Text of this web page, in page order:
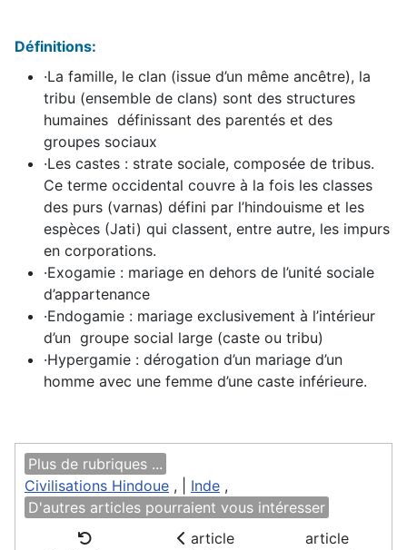
Définitions:
·La famille, le clan (issue d’un même ancêtre), la
tribu (ensemble de clans) sont des structures
humaines définissant des parentés et des
groupes sociaux
·Les castes : strate sociale, composée de tribus.
Ce terme occidental couvre à la fois les classes
des purs (varnas) défini par l’hindouisme et les
espèces (Jati) qui classent, entre autre, les impurs
en corporations.
·Exogamie : mariage en dehors de l’unité sociale
d’appartenance
·Endogamie : mariage exclusivement à l’intérieur
d’un groupe social large (caste ou tribu)
·Hypergamie : dérogation d’un mariage d’un
homme avec une femme d’une caste inférieure.
Plus de rubriques ...
Civilisations Hindoue , | Inde ,
D'autres articles pourraient vous intéresser
article
article